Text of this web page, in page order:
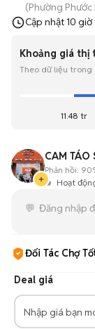
(Phường Phước
Cập nhật10
Khoảng giá thị
Theo dữ liệu trong
11.48 tr
CAM TÁO
Hoạt
Phản hồi:
Đối Tác Chợ
Cam kết hàng
Deal giá
Nhập giá bạn